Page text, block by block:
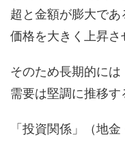
超と金額が膨大で
価格を大きく上昇さ
そのため長期的に
需要は堅調に推移す
「投資関係」（地